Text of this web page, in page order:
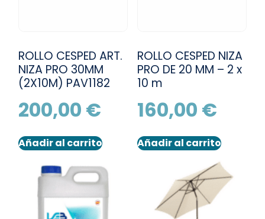
ROLLO CESPED ART.
NIZA PRO 30MM
(2X10M) PAV1182
200,00 €
Añadir al carrito
ROLLO CESPED NIZA
PRO DE 20 MM – 2 x
10 m
160,00 €
Añadir al carrito